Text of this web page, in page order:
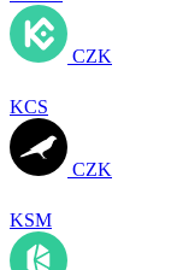
CZK
KCS
CZK
KSM